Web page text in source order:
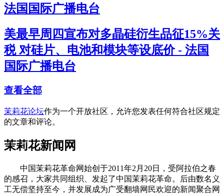
法国国际广播电台
美最早周四宣布对多晶硅衍生品征15%关
税 对硅片、电池和模块等设底价 - 法国
国际广播电台
查看全部
茉莉花论坛作为一个开放社区，允许您发表任何符合社区规定
的文章和评论。
茉莉花新闻网
中国茉莉花革命网始创于2011年2月20日，受阿拉伯之春
的感召，大家共同组织、发起了中国茉莉花革命。后由数名义
工无偿坚持至今，并发展成为广受翻墙网民欢迎的新闻聚合网